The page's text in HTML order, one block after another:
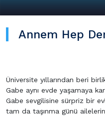
Annem Hep
Üniversite yıllarından beri
Gabe aynı evde yaşamaya
Gabe sevgilisine sürpriz bir
tam da taşınma günü